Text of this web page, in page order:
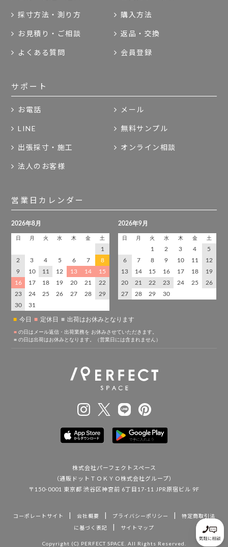
採寸方法・測り方 購入方法
お見積り・ご相談 返品・交換
よくある質問 会員登録
サポート
お電話 メール
LINE 無料サンプル
出張採寸・施工 オンライン相談
法人のお客様
営業日カレンダー
株式会社パーフェクトスペース
（通販ドットＴＯＫＹＯ株式会社グループ）
〒150-0001 東京都 渋谷区神宮前 6丁目17-11 JPR原宿ビル 9F
コーポレートサイト | 会社概要 | プライバシーポリシー |
特定商取引法
に基づく表記
| サイトマップ
Copyright (C) PERFECT SPACE. All Rights Reserved.